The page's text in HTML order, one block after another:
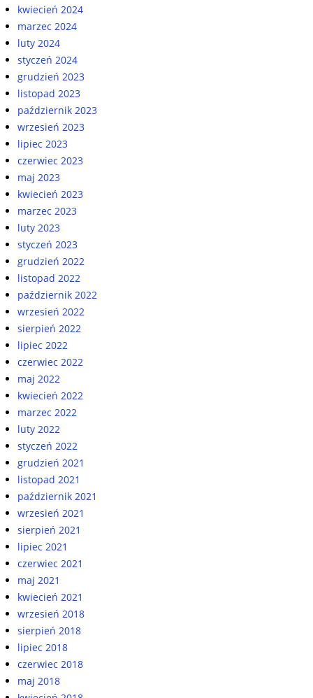
kwiecień 2024
marzec 2024
luty 2024
styczeń 2024
grudzień 2023
listopad 2023
październik 2023
wrzesień 2023
lipiec 2023
czerwiec 2023
maj 2023
kwiecień 2023
marzec 2023
luty 2023
styczeń 2023
grudzień 2022
listopad 2022
październik 2022
wrzesień 2022
sierpień 2022
lipiec 2022
czerwiec 2022
maj 2022
kwiecień 2022
marzec 2022
luty 2022
styczeń 2022
grudzień 2021
listopad 2021
październik 2021
wrzesień 2021
sierpień 2021
lipiec 2021
czerwiec 2021
maj 2021
kwiecień 2021
wrzesień 2018
sierpień 2018
lipiec 2018
czerwiec 2018
maj 2018